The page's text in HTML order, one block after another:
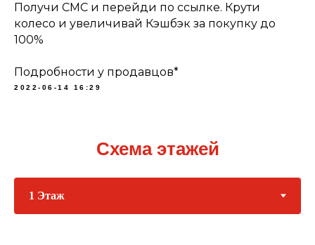
Получи СМС и перейди по ссылке. Крути
колесо и увеличивай Кэшбэк за покупку до
100%
Подробности у продавцов*
2022-06-14 16:29
Схема этажей